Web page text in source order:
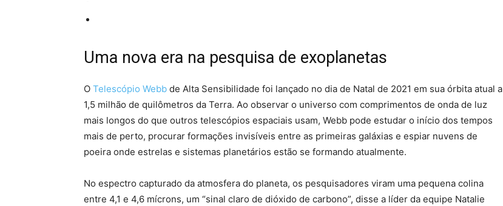
Uma nova era na pesquisa de exoplanetas
O Telescópio Webb de Alta Sensibilidade foi lançado no dia de Natal de 2021 em sua órbita atual a
1,5 milhão de quilômetros da Terra. Ao observar o universo com comprimentos de onda de luz
mais longos do que outros telescópios espaciais usam, Webb pode estudar o início dos tempos
mais de perto, procurar formações invisíveis entre as primeiras galáxias e espiar nuvens de
poeira onde estrelas e sistemas planetários estão se formando atualmente.
No espectro capturado da atmosfera do planeta, os pesquisadores viram uma pequena colina
entre 4,1 e 4,6 mícrons, um “sinal claro de dióxido de carbono”, disse a líder da equipe Natalie